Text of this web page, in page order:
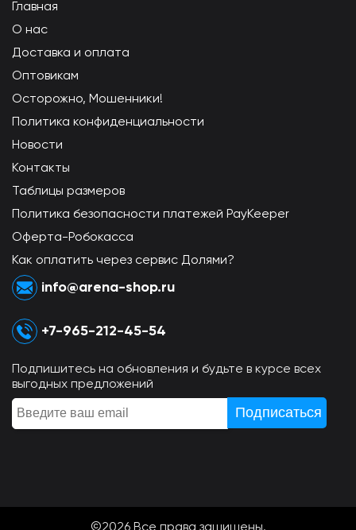
Главная
О нас
Доставка и оплата
Оптовикам
Осторожно, Мошенники!
Политика конфиденциальности
Новости
Контакты
Таблицы размеров
Политика безопасности платежей PayKeeper
Оферта-Робокасса
Как оплатить через сервис Долями?
info@arena-shop.ru
+7-965-212-45-54
Подпишитесь на обновления и будьте в курсе всех
выгодных предложений
©2026 Всe права защищены.